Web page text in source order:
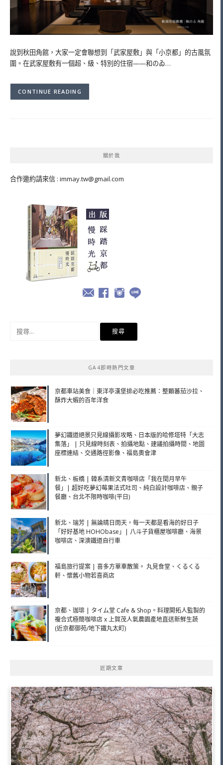
說到秋田角館，大家一定會聯想到「武家屋敷」與「小京都」的古風氛
圍。在武家屋敷有一個超、級、特別的住宿——和のゐ…
CONTINUE READING
關於我
合作邀約請來信 : immay.tw@gmail.com
GA4即時熱門文章
京都車站美食｜東洋亭漢堡排必吃推薦：整顆蕃茄沙拉、
酥炸大蝦的百年洋食
夢幻鐵道絕景只見線攝影攻略、日本版的哈修塔特「大志
集落」 | 只見線時刻表、拍攝地點、建議拍攝時間、地圖
座標連結、交通路徑影像、福島奧會津
新北、板橋 | 韓系清新文青咖啡店「我在閏月早午
餐」| 超好吃夢幻莓果法式吐司、純白設計咖啡店、親子
餐廳、台北不限時咖啡(平日)
新北、瑞芳 | 無論晴日雨天，每一天都是看海的好日子
「好好基地 HOHObase」| 八斗子貨櫃屋咖啡廳、海景
咖啡店、深澳鐵道自行車
福島旅行提案 | 喜多方單車散策。 丸見食堂、くるくる
軒、懷舊小物若喜商店
京都、珈琲 | タイム堂 Cafe & Shop。料理開拓人監製的
複合式極簡咖啡店 x 上賀茂人氣農園產地直送新鮮生蔬
(近京都御苑/地下鐵丸太町)
近期文章